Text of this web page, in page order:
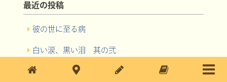
最近の投稿
彼の世に至る病
白い涙、黒い泪 其の弐
白い涙、黒い泪 其の壱